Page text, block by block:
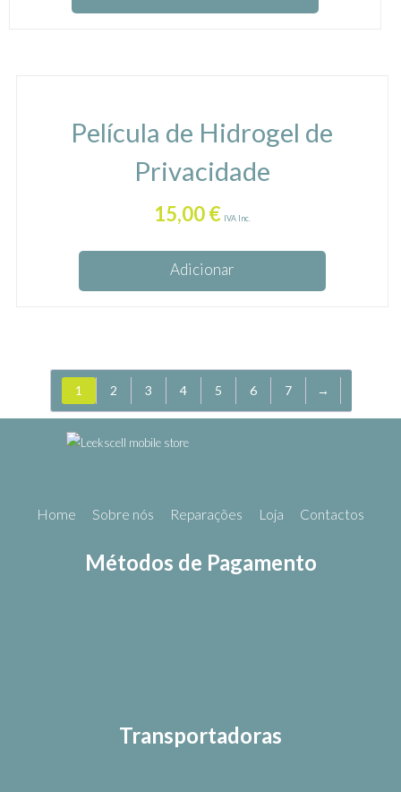
Película de Hidrogel de
Privacidade
15,00€ IVA Inc.
Adicionar
1 2 3 4 5 6 7 →
Home Sobre nós Reparações Loja Contactos
Métodos de Pagamento
Transportadoras